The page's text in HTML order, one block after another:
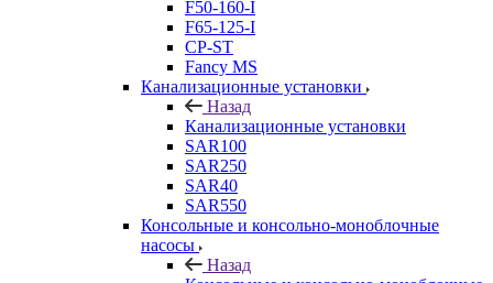
F50-160-I
F65-125-I
CP-ST
Fancy MS
Канализационные установки
Назад
Канализационные установки
SAR100
SAR250
SAR40
SAR550
Консольные и консольно-моноблочные
насосы
Назад